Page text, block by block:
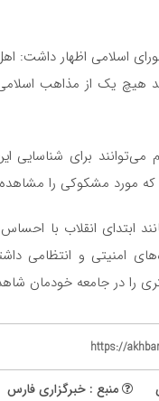
اسلامی اظهار داشت:
هیچ یک از مذاهب
برای شناسایی
که مورد مشکوکی را‌‌‌‌‌‌‌‌
ابتدای انقلاب با
امنیتی و انتظامی
را‌‌‌‌‌‌‌‌ در جامعه خودمان
https://
منبع : خبرگزاری فارس